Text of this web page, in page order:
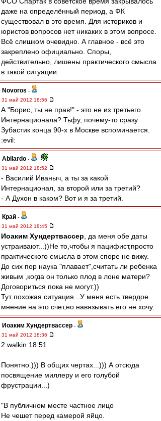
даже на определённый период, а ФК
существовал в это время. Для историков и
юристов вопросов нет никаких в этом вопросе.
Всё слишком очевидно. А главное - всё это
закреплено официально. Споры,
действительно, лишены практического смысла
в такой ситуации.
Novoros -
31 май 2012 18:56
А "Борис, ты не прав!" - это не из третьего
Интернационала? Тьфу, почему-то сразу
Зубастик конца 90-х в Москве вспоминается.
:evil:
Abilardo -
31 май 2012 18:52
- Василий Иваныч, а ты за какой
Интернационал, за второй или за третий?
- А Духон в каком? Вот и я за третий.
Край -
31 май 2012 18:45
Иоаким Хундертвассер , да меня обе даты
устраивают...))Не то,чтобы я пацифист,просто
практического смысла в этом споре не вижу.
До сих пор наука "плавает",считать ли ребенка
живым ,когда он только плод в лоне матери?
Договориться пока не могут.))
Тут похожая ситуация...У меня есть твердое
мнение на это счет,но навязывать его не хочу.
Иоаким Хундертвассер -
31 май 2012 18:36
2 walkin 18:51
Понятно.))) В общих чертах...))) А отсюда
посвящение миллеру и его голубой
фрустрации...)
"В публичном месте частное лицо
Не чешет перед камерой яйцо.